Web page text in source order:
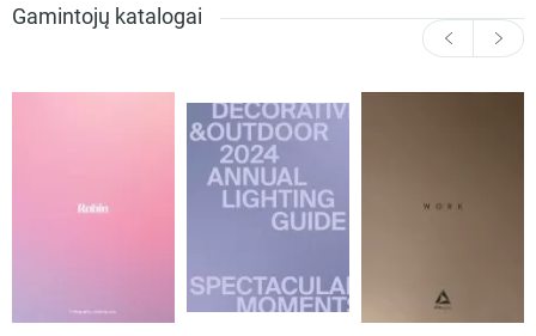
+ Rodyti daugiau
Reguliuojamas 2700K-6000K
(308)
(313)
Natūraliai balta 4000K (251)
Reguliuojamas 3000K-6500K
(2)
Antracitas
Gamintojų katalogai